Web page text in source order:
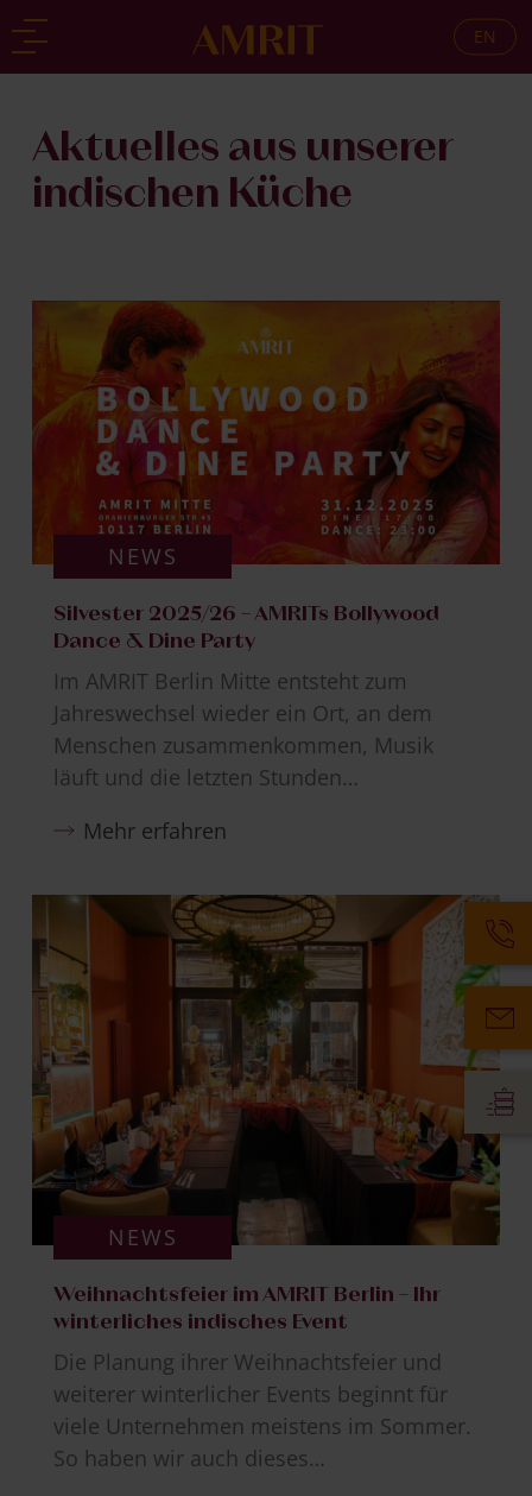
EN
Aktuelles aus unserer
indischen Küche
NEWS
Silvester 2025/26 – AMRITs Bollywood
Dance & Dine Party
Im AMRIT Berlin Mitte entsteht zum
Jahreswechsel wieder ein Ort, an dem
Menschen zusammenkommen, Musik
läuft und die letzten Stunden…
Mehr erfahren
NEWS
Weihnachtsfeier im AMRIT Berlin – Ihr
winterliches indisches Event
Die Planung ihrer Weihnachtsfeier und
weiterer winterlicher Events beginnt für
viele Unternehmen meistens im Sommer.
So haben wir auch dieses…